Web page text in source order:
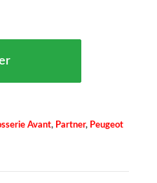
Avant, Partner, Peugeot